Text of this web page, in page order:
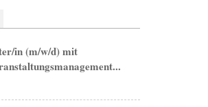
in (m/w/d) mit